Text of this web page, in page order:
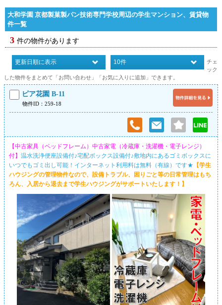
大和学園 京都製菓製パン技術専門学校周辺の学生マンション、賃貸物
件一覧
3 件の物件があります
チェ
ック
した物件をまとめて「お問い合わせ」「お気に入りに追加」できます。
ピア花園 B-11
物件ID：259-18
【中古家具（ベッドフレーム）中古家電（冷蔵庫・洗濯機・電子レンジ）
付】 温水洗浄便座設備付♪宅配ボックス設備付♪敷地内にあるゴミボックスに
いつでもゴミ出し可能！インターネット利用料は無料（有線）です★ 【学生
ハウジングの管理物件なので、設備トラブル、困りごと等の日常管理はもち
ろん、入居から退去まで学生ハウジングがサポートいたします！】